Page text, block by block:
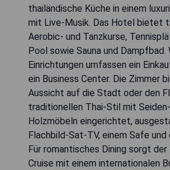
thailändische Küche in einem
mit Live-Musik. Das Hotel bietet
Aerobic- und Tanzkurse,
Pool sowie Sauna und Dampfbad.
Einrichtungen umfassen ein
ein Business Center. Die Zimmer
Aussicht auf die Stadt oder den
traditionellen Thai-Stil mit
Holzmöbeln eingerichtet,
Flachbild-Sat-TV, einem Safe und
Für romantisches Dining sorgt der
Cruise mit einem internationalen